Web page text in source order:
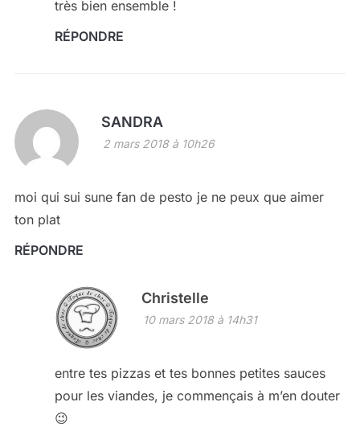
très bien ensemble !
RÉPONDRE
SANDRA
2 mars 2018 à 10h26
moi qui sui sune fan de pesto je ne peux que aimer
ton plat
RÉPONDRE
Christelle
10 mars 2018 à 14h31
entre tes pizzas et tes bonnes petites sauces
pour les viandes, je commençais à m’en douter
😉